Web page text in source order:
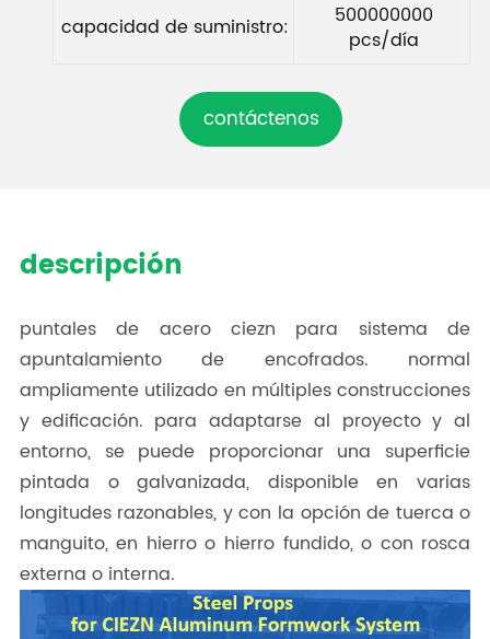
capacidad de suministro:
500000000
pcs/día
contáctenos
descripción
puntales de acero ciezn para sistema de
apuntalamiento de encofrados. normal
ampliamente utilizado en múltiples construcciones
y edificación. para adaptarse al proyecto y al
entorno, se puede proporcionar una superficie
pintada o galvanizada, disponible en varias
longitudes razonables, y con la opción de tuerca o
manguito, en hierro o hierro fundido, o con rosca
externa o interna.